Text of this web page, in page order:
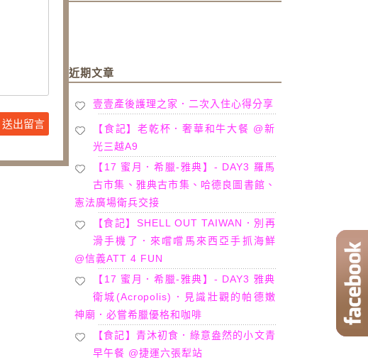
近期文章
壹壹產後護理之家．二次入住心得分享
【食記】老乾杯．奢華和牛大餐 @新
光三越A9
【17 蜜月．希臘-雅典】- DAY3 羅馬
古市集、雅典古市集、哈德良圖書館、
憲法廣場衛兵交接
【食記】SHELL OUT TAIWAN．別再
滑手機了．來嚐嚐馬來西亞手抓海鮮
@信義ATT 4 FUN
【17 蜜月．希臘-雅典】- DAY3 雅典
衛城(Acropolis)．見識壯觀的帕德嫩
神廟．必嘗希臘優格和咖啡
【食記】青沐初食．綠意盎然的小文青
早午餐 @捷運六張犁站